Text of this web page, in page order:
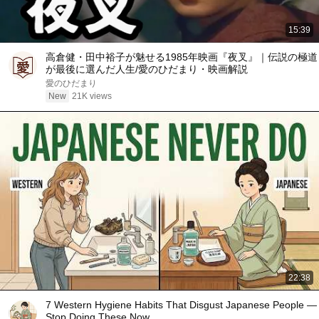
15:39
高倉健・田中裕子が魅せる1985年映画『夜叉』｜伝説の極道
が最後に選んだ人生/愛のひだまり・映画解説
愛のひだまり
New 21K views
22:38
7 Western Hygiene Habits That Disgust Japanese People —